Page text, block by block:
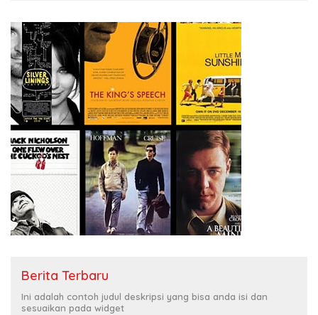
Berita Terbaru
Ini adalah contoh judul deskripsi yang bisa anda isi dan
sesuaikan pada widget